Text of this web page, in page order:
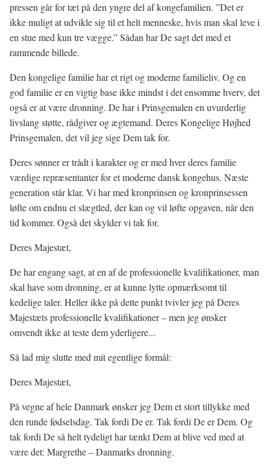
pressen går for tæt på den yngre del af kongefamilien. ”Det er
ikke muligt at udvikle sig til et helt menneske, hvis man skal leve i
en stue med kun tre vægge.” Sådan har De sagt det med et
rammende billede.
Den kongelige familie har et rigt og moderne familieliv. Og en
god familie er en vigtig base ikke mindst i det ensomme hverv, det
også er at være dronning. De har i Prinsgemalen en uvurderlig
livslang støtte, rådgiver og ægtemand. Deres Kongelige Højhed
Prinsgemalen, det vil jeg sige Dem tak for.
Deres sønner er trådt i karakter og er med hver deres familie
værdige repræsentanter for et moderne dansk kongehus. Næste
generation står klar. Vi har med kronprinsen og kronprinsessen
løfte om endnu et slægtled, der kan og vil løfte opgaven, når den
tid kommer. Også det skylder vi tak for.
Deres Majestæt,
De har engang sagt, at en af de professionelle kvalifikationer, man
skal have som dronning, er at kunne lytte opmærksomt til
kedelige taler. Heller ikke på dette punkt tvivler jeg på Deres
Majestæts professionelle kvalifikationer – men jeg ønsker
omvendt ikke at teste dem yderligere...
Så lad mig slutte med mit egentlige formål:
Deres Majestæt,
På vegne af hele Danmark ønsker jeg Dem et stort tillykke med
den runde fødselsdag. Tak fordi De er. Tak fordi De er Dem. Og
tak fordi De så helt tydeligt har tænkt Dem at blive ved med at
være det: Margrethe – Danmarks dronning.